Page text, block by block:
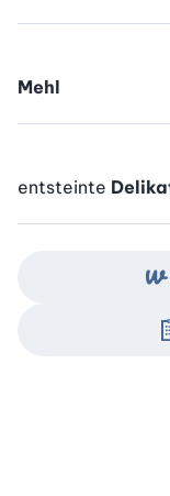
Mehl
entsteinte